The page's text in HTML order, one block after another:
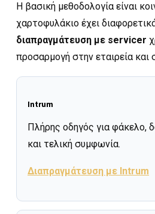
Η βασική μεθοδολογία είναι
χαρτοφυλάκιο έχει
διαπραγμάτευση με servicer
προσαρμογή στην εταιρεία και
Intrum
Πλήρης οδηγός για φάκελο,
και τελική συμφωνία.
Διαπραγμάτευση με Intrum